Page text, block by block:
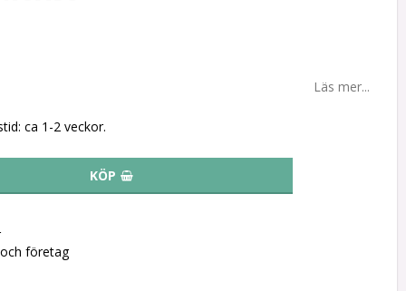
Läs mer...
ca 1-2 veckor.
KÖP
företag